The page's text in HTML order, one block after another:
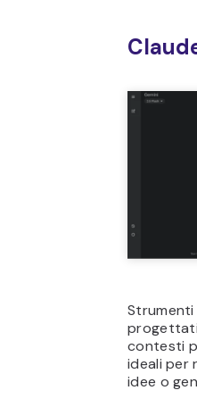
Strumenti
contesti
ideali per
idee o